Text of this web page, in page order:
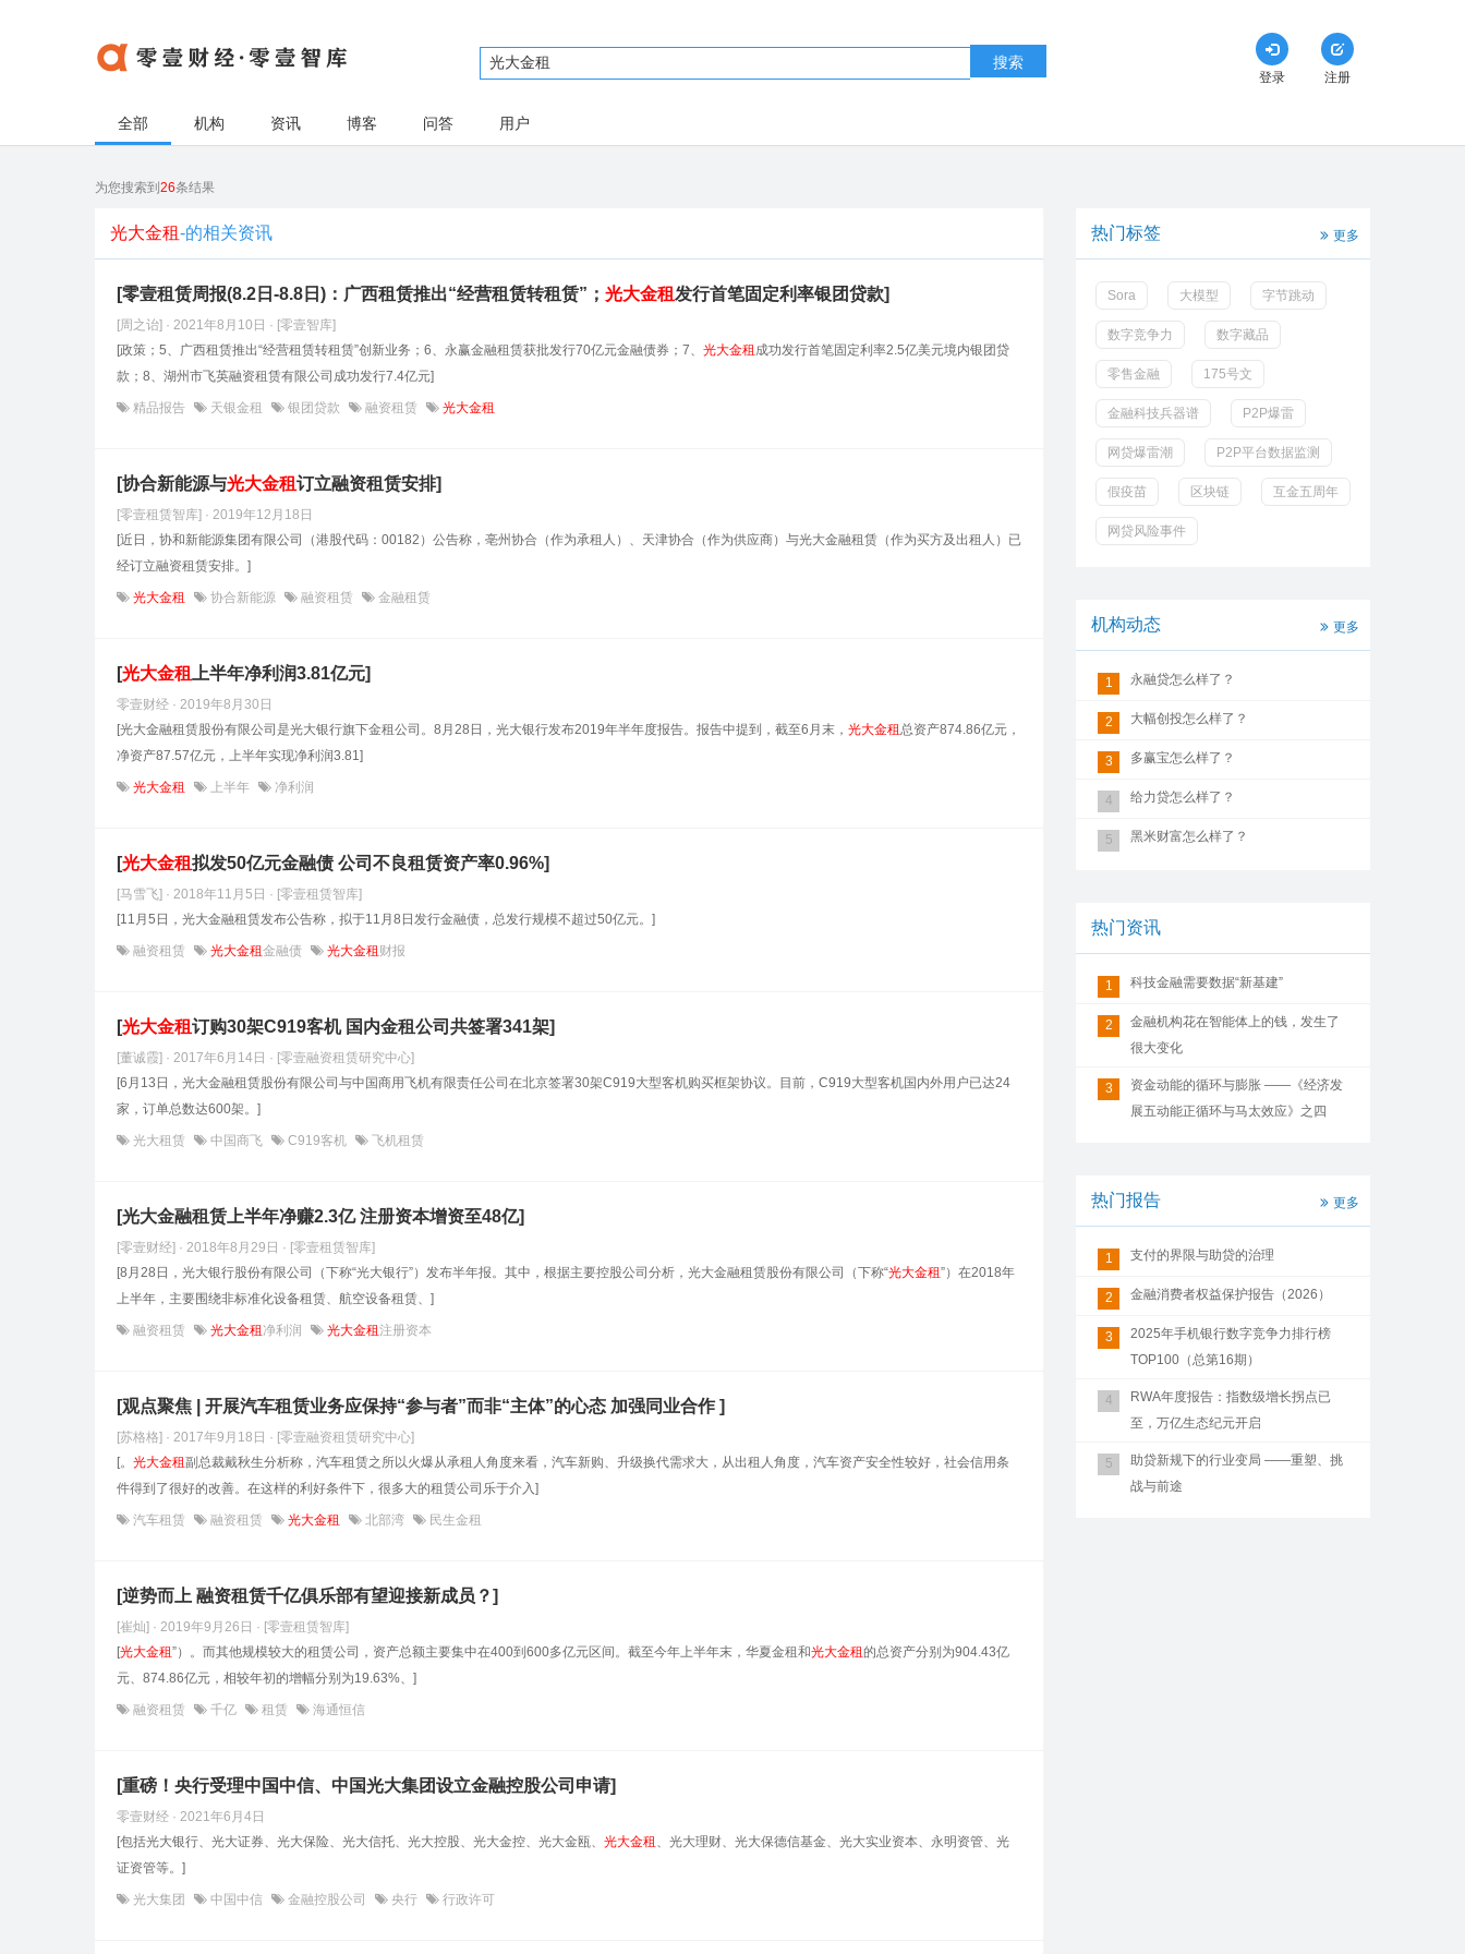
搜索
登录 注册
全部 机构 资讯 博客 问答 用户
为您搜索到 26条结果
光大金租-的相关资讯
[零壹租赁周报(8.2日-8.8日)：广西租赁推出“经营租赁转租赁”； 光大金租发行首笔固定利率银团贷款]
[周之诒] · 2021年8月10日 · [零壹智库]
[政策；5、广西租赁推出“经营租赁转租赁”创新业务；6、永赢金融租赁获批发行70亿元金融债券；7、 光大金租 成功发行首笔固定利率2.5亿美元境内银团贷
款；8、湖州市飞英融资租赁有限公司成功发行7.4亿元]
精品报告 天银金租 银团贷款 融资租赁 光大金租
[协合新能源与光大金租订立融资租赁安排]
[零壹租赁智库] · 2019年12月18日
[近日，协和新能源集团有限公司（港股代码：00182）公告称，亳州协合（作为承租人）、天津协合（作为供应商）与光大金融租赁（作为买方及出租人）已
经订立融资租赁安排。]
光大金租 协合新能源 融资租赁 金融租赁
[光大金租 上半年净利润3.81亿元]
零壹财经 · 2019年8月30日
[光大金融租赁股份有限公司是光大银行旗下金租公司。8月28日，光大银行发布2019年半年度报告。报告中提到，截至6月末， 光大金租总资产874.86亿元，
净资产87.57亿元，上半年实现净利润3.81]
光大金租 上半年 净利润
[光大金租拟发50亿元金融债 公司不良租赁资产率0.96%]
[马雪飞] · 2018年11月5日 · [零壹租赁智库]
[11月5日，光大金融租赁发布公告称，拟于11月8日发行金融债，总发行规模不超过50亿元。]
融资租赁 光大金租金融债 光大金租 财报
[光大金租订购30架C919客机 国内金租公司共签署341架]
[董诚霞] · 2017年6月14日 · [零壹融资租赁研究中心]
[6月13日，光大金融租赁股份有限公司与中国商用飞机有限责任公司在北京签署30架C919大型客机购买框架协议。目前，C919大型客机国内外用户已达24
家，订单总数达600架。]
光大租赁 中国商飞 C919客机 飞机租赁
[光大金融租赁上半年净赚2.3亿 注册资本增资至48亿]
[零壹财经] · 2018年8月29日 · [零壹租赁智库]
[8月28日，光大银行股份有限公司（下称“光大银行”）发布半年报。其中，根据主要控股公司分析，光大金融租赁股份有限公司（下称“光大金租”）在2018年
上半年，主要围绕非标准化设备租赁、航空设备租赁、]
融资租赁 光大金租净利润 光大金租注册资本
[观点聚焦 | 开展汽车租赁业务应保持“参与者”而非“主体”的心态 加强同业合作 ]
[苏格格] · 2017年9月18日 · [零壹融资租赁研究中心]
[。 光大金租副总裁戴秋生分析称，汽车租赁之所以火爆从承租人角度来看，汽车新购、升级换代需求大，从出租人角度，汽车资产安全性较好，社会信用条
件得到了很好的改善。在这样的利好条件下，很多大的租赁公司乐于介入]
汽车租赁 融资租赁 光大金租 北部湾 民生金租
[逆势而上 融资租赁千亿俱乐部有望迎接新成员？]
[崔灿] · 2019年9月26日 · [零壹租赁智库]
[光大金租”）。而其他规模较大的租赁公司，资产总额主要集中在400到600多亿元区间。截至今年上半年末，华夏金租和光大金租的总资产分别为904.43亿
元、874.86亿元，相较年初的增幅分别为19.63%、]
融资租赁 千亿 租赁 海通恒信
[重磅！央行受理中国中信、中国光大集团设立金融控股公司申请]
零壹财经 · 2021年6月4日
[包括光大银行、光大证券、光大保险、光大信托、光大控股、光大金控、光大金瓯、 光大金租 、光大理财、光大保德信基金、光大实业资本、永明资管、光
证资管等。]
光大集团 中国中信 金融控股公司 央行 行政许可
热门标签 更多
Sora 大模型 字节跳动
数字竞争力 数字藏品
零售金融 175号文
金融科技兵器谱 P2P爆雷
网贷爆雷潮 P2P平台数据监测
假疫苗 区块链 互金五周年
网贷风险事件
机构动态 更多
1 永融贷怎么样了？
2 大幅创投怎么样了？
3 多赢宝怎么样了？
4 给力贷怎么样了？
5 黑米财富怎么样了？
热门资讯
1 科技金融需要数据“新基建”
2
金融机构花在智能体上的钱，发生了
很大变化
3
资金动能的循环与膨胀 ——《经济发
展五动能正循环与马太效应》之四
热门报告 更多
1 支付的界限与助贷的治理
2 金融消费者权益保护报告（2026）
3
2025年手机银行数字竞争力排行榜
TOP100（总第16期）
4
RWA年度报告：指数级增长拐点已
至，万亿生态纪元开启
5
助贷新规下的行业变局 ——重塑、挑
战与前途